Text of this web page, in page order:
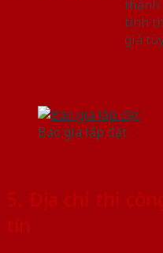
tính
giá
Báo giá lắp đặt
5. Địa chỉ thi
tín